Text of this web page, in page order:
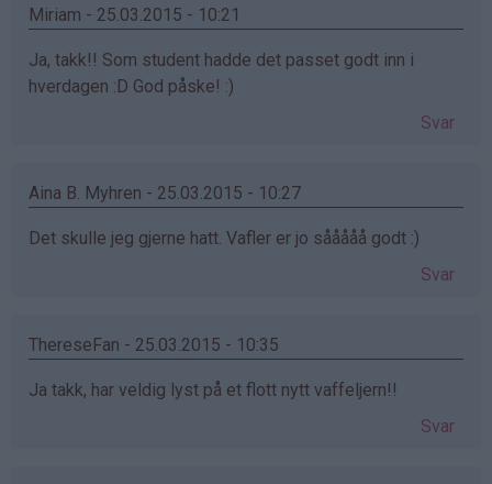
Miriam - 25.03.2015 - 10:21
Ja, takk!! Som student hadde det passet godt inn i
hverdagen :D God påske! :)
Svar
Aina B. Myhren - 25.03.2015 - 10:27
Det skulle jeg gjerne hatt. Vafler er jo sååååå godt :)
Svar
ThereseFan - 25.03.2015 - 10:35
Ja takk, har veldig lyst på et flott nytt vaffeljern!!
Svar